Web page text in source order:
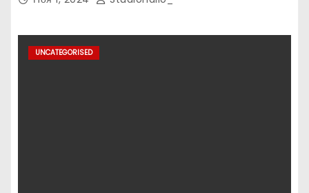
UNCATEGORISED